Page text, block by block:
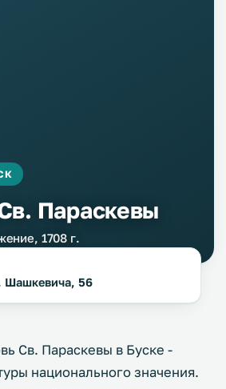
Параскевы
1708 г.
Шашкевича, 56
Св. Параскевы в Буске -
национального значения.